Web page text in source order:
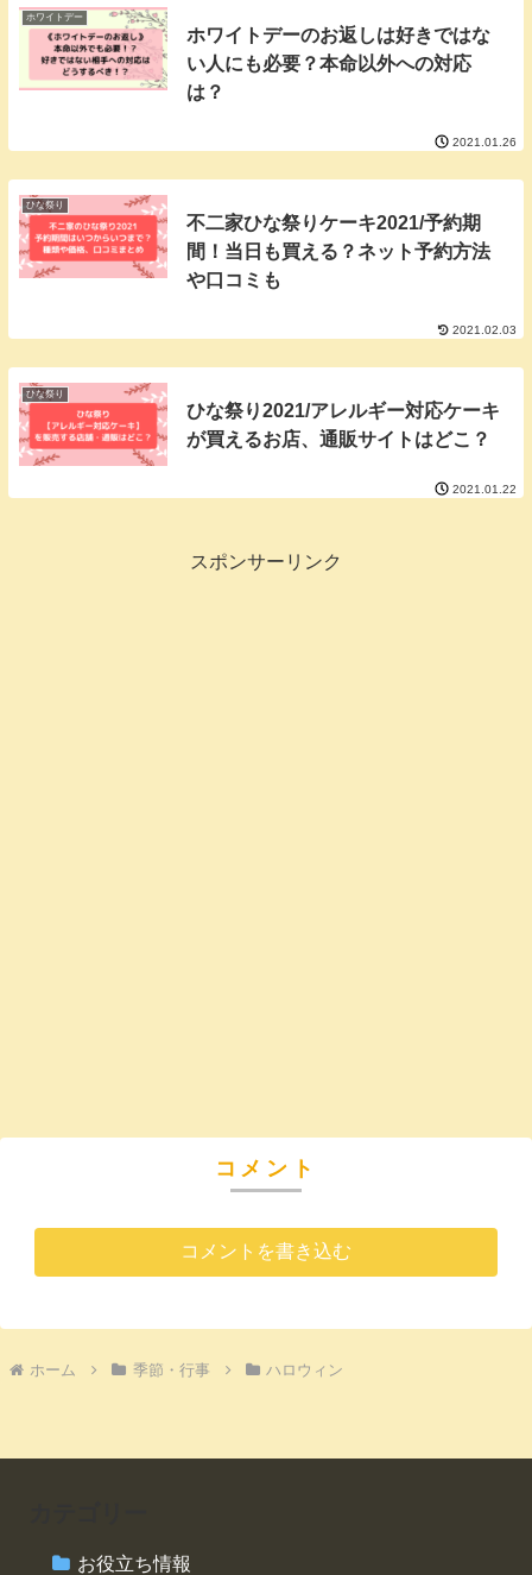
ホワイトデー
ホワイトデーのお返しは好きではな
い人にも必要？本命以外への対応
は？
2021.01.26
ひな祭り
不二家ひな祭りケーキ2021/予約期
間！当日も買える？ネット予約方法
や口コミも
2021.02.03
ひな祭り
ひな祭り2021/アレルギー対応ケーキ
が買えるお店、通販サイトはどこ？
2021.01.22
スポンサーリンク
コメント
コメントを書き込む
ホーム 季節・行事 ハロウィン
お役立ち情報